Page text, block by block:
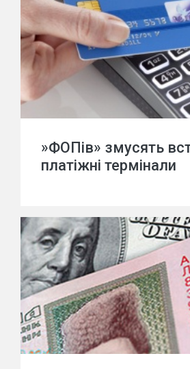
»ФОПів» змусять
платіжні термінали